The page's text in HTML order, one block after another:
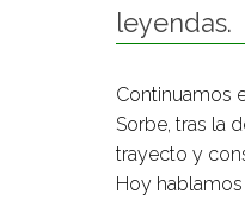
leyendas.
Continuamos
Sorbe, tras la
trayecto y
Hoy